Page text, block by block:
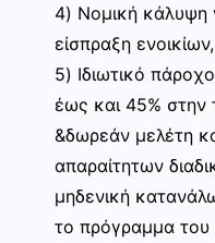
4) Νομική κάλυψη
είσπραξη ενοικίων,
5) Ιδιωτικό
έως και 45% στην
&δωρεάν μελέτη
απαραίτητων
μηδενική
το πρόγραμμα